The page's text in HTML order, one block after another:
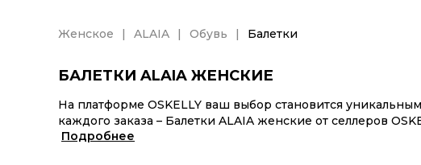
Женское ALAIA Обувь Балетки
БАЛЕТКИ ALAIA ЖЕНСКИЕ
На платформе OSKELLY ваш выбор становится
каждого заказа – Балетки ALAIA женские от селлеров
Балетки ALAIA женские из новых коллекций –
Подробнее